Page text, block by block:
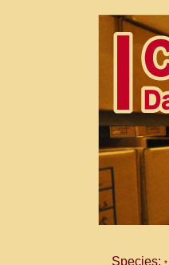
Species: *